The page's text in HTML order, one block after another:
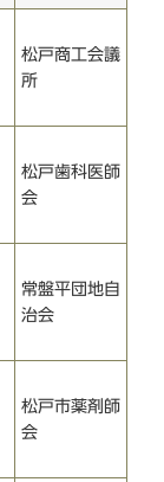
松戸商工会議
所
松戸歯科医師
会
常盤平団地自
治会
松戸市薬剤師
会